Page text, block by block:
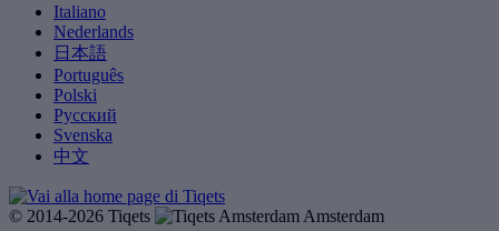
Italiano
Nederlands
日本語
Português
Polski
Русский
Svenska
中文
© 2014-2026 Tiqets
Amsterdam